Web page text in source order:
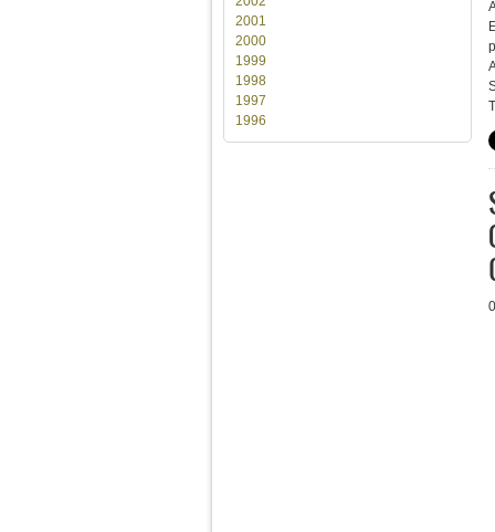
2001
2000
1999
1998
1997
1996